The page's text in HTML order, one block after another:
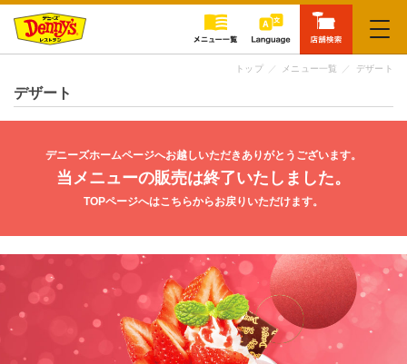
閉じる
トップ メニュー一覧 デザート
デザート
デニーズホームページへお越しいただきありがとうございます。
当メニューの販売は終了いたしました。
TOPページへはこちらからお戻りいただけます。